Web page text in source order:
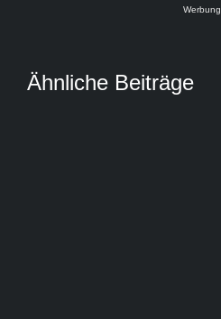
Werbung
Ähnliche Beiträge